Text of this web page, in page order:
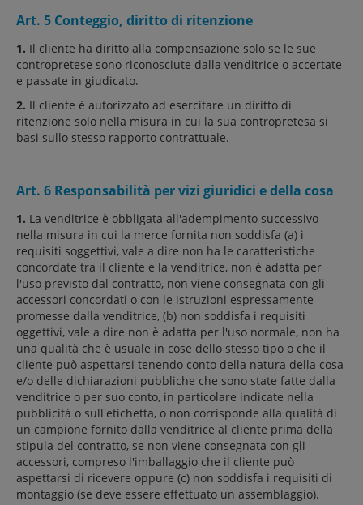
Art. 5 Conteggio, diritto di ritenzione
1. Il cliente ha diritto alla compensazione solo se le sue
contropretese sono riconosciute dalla venditrice o accertate
e passate in giudicato.
2. Il cliente è autorizzato ad esercitare un diritto di
ritenzione solo nella misura in cui la sua contropretesa si
basi sullo stesso rapporto contrattuale.
Art. 6 Responsabilità per vizi giuridici e della cosa
1. La venditrice è obbligata all'adempimento successivo
nella misura in cui la merce fornita non soddisfa (a) i
requisiti soggettivi, vale a dire non ha le caratteristiche
concordate tra il cliente e la venditrice, non è adatta per
l'uso previsto dal contratto, non viene consegnata con gli
accessori concordati o con le istruzioni espressamente
promesse dalla venditrice, (b) non soddisfa i requisiti
oggettivi, vale a dire non è adatta per l'uso normale, non ha
una qualità che è usuale in cose dello stesso tipo o che il
cliente può aspettarsi tenendo conto della natura della cosa
e/o delle dichiarazioni pubbliche che sono state fatte dalla
venditrice o per suo conto, in particolare indicate nella
pubblicità o sull'etichetta, o non corrisponde alla qualità di
un campione fornito dalla venditrice al cliente prima della
stipula del contratto, se non viene consegnata con gli
accessori, compreso l'imballaggio che il cliente può
aspettarsi di ricevere oppure (c) non soddisfa i requisiti di
montaggio (se deve essere effettuato un assemblaggio).